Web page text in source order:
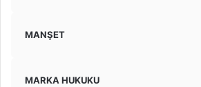
MANŞET
MARKA HUKUKU